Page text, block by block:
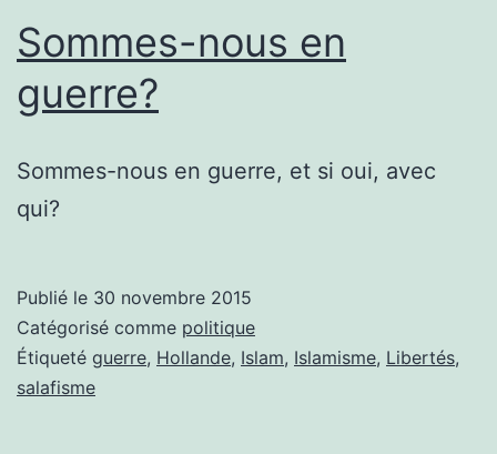
Sommes-nous en
guerre?
Sommes-nous en guerre, et si oui, avec
qui?
Publié le 30 novembre 2015
Catégorisé comme politique
Étiqueté guerre, Hollande, Islam, Islamisme, Libertés,
salafisme